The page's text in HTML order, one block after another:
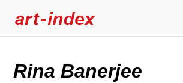
Rina Banerjee